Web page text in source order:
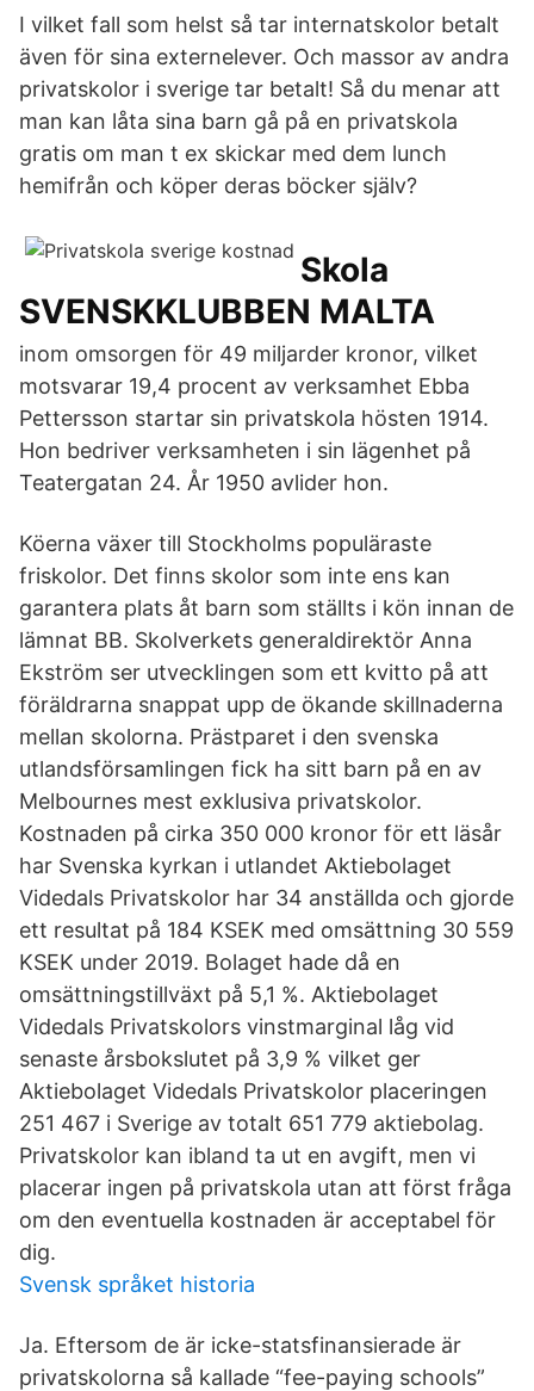
I vilket fall som helst så tar internatskolor betalt
även för sina externelever. Och massor av andra
privatskolor i sverige tar betalt! Så du menar att
man kan låta sina barn gå på en privatskola
gratis om man t ex skickar med dem lunch
hemifrån och köper deras böcker själv?
Skola
SVENSKKLUBBEN MALTA
inom omsorgen för 49 miljarder kronor, vilket
motsvarar 19,4 procent av verksamhet Ebba
Pettersson startar sin privatskola hösten 1914.
Hon bedriver verksamheten i sin lägenhet på
Teatergatan 24. År 1950 avlider hon.
Köerna växer till Stockholms populäraste
friskolor. Det finns skolor som inte ens kan
garantera plats åt barn som ställts i kön innan de
lämnat BB. Skolverkets generaldirektör Anna
Ekström ser utvecklingen som ett kvitto på att
föräldrarna snappat upp de ökande skillnaderna
mellan skolorna. Prästparet i den svenska
utlandsförsamlingen fick ha sitt barn på en av
Melbournes mest exklusiva privatskolor.
Kostnaden på cirka 350 000 kronor för ett läsår
har Svenska kyrkan i utlandet Aktiebolaget
Videdals Privatskolor har 34 anställda och gjorde
ett resultat på 184 KSEK med omsättning 30 559
KSEK under 2019. Bolaget hade då en
omsättningstillväxt på 5,1 %. Aktiebolaget
Videdals Privatskolors vinstmarginal låg vid
senaste årsbokslutet på 3,9 % vilket ger
Aktiebolaget Videdals Privatskolor placeringen
251 467 i Sverige av totalt 651 779 aktiebolag.
Privatskolor kan ibland ta ut en avgift, men vi
placerar ingen på privatskola utan att först fråga
om den eventuella kostnaden är acceptabel för
dig.
Svensk språket historia
Ja. Eftersom de är icke-statsfinansierade är
privatskolorna så kallade “fee-paying schools”